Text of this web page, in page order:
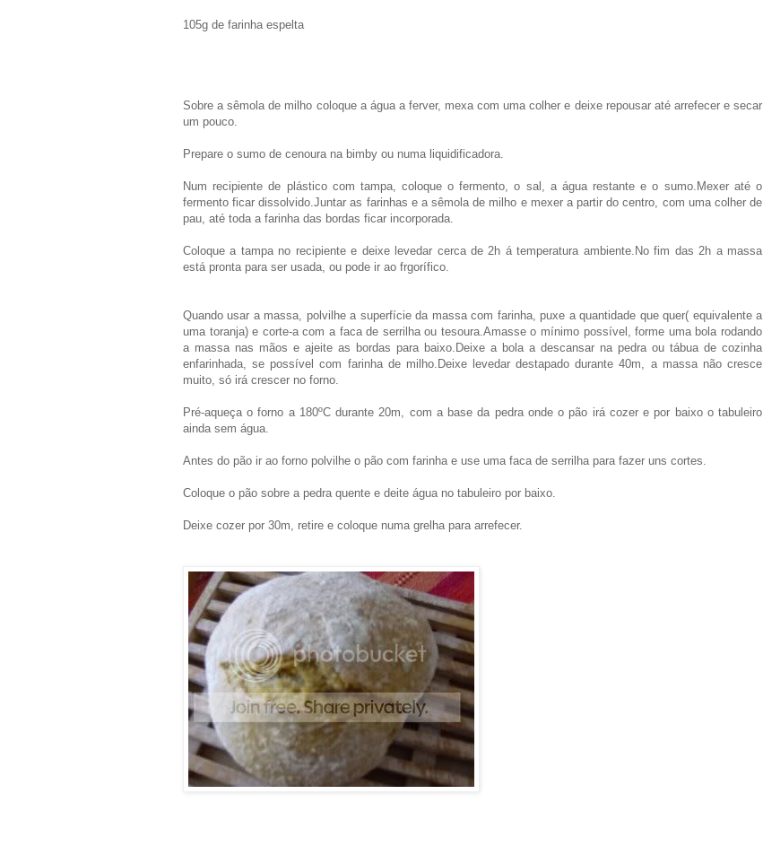
105g de farinha espelta
Sobre a sêmola de milho coloque a água a ferver, mexa com uma colher e deixe repousar até arrefecer e secar
um pouco.
Prepare o sumo de cenoura na bimby ou numa liquidificadora.
Num recipiente de plástico com tampa, coloque o fermento, o sal, a água restante e o sumo.Mexer até o
fermento ficar dissolvido.Juntar as farinhas e a sêmola de milho e mexer a partir do centro, com uma colher de
pau, até toda a farinha das bordas ficar incorporada.
Coloque a tampa no recipiente e deixe levedar cerca de 2h á temperatura ambiente.No fim das 2h a massa
está pronta para ser usada, ou pode ir ao frgorífico.
Quando usar a massa, polvilhe a superfície da massa com farinha, puxe a quantidade que quer( equivalente a
uma toranja) e corte-a com a faca de serrilha ou tesoura.Amasse o mínimo possível, forme uma bola rodando
a massa nas mãos e ajeite as bordas para baixo.Deixe a bola a descansar na pedra ou tábua de cozinha
enfarinhada, se possível com farinha de milho.Deixe levedar destapado durante 40m, a massa não cresce
muito, só irá crescer no forno.
Pré-aqueça o forno a 180ºC durante 20m, com a base da pedra onde o pão irá cozer e por baixo o tabuleiro
ainda sem água.
Antes do pão ir ao forno polvilhe o pão com farinha e use uma faca de serrilha para fazer uns cortes.
Coloque o pão sobre a pedra quente e deite água no tabuleiro por baixo.
Deixe cozer por 30m, retire e coloque numa grelha para arrefecer.